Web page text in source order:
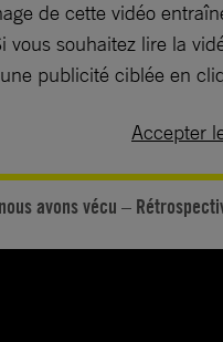
de cette vidéo
vous souhaitez lire la
publicité ciblée en
Accepter
avons vécu –